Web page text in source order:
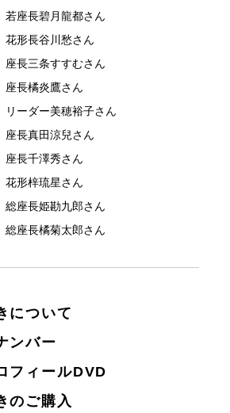
若座長碧月龍都さん
花形長谷川愁さん
座長三条すすむさん
座長橘炎鷹さん
リーダー美穂裕子さん
座長真田涼兒さん
座長千澤秀さん
花形梓琉星さん
総座長姫勘九郎さん
総座長橘菊太郎さん
について
ンバー
フィールDVD
のご購入